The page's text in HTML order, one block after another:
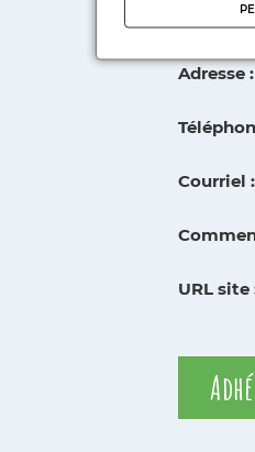
Adresse :
Courriel :
URL site